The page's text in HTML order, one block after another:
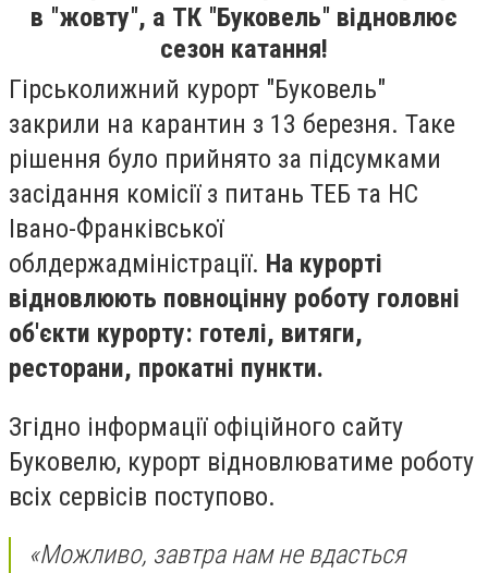
в "жовту", а ТК "Буковель" відновлює
сезон катання!
Гірськолижний курорт "Буковель"
закрили на карантин з 13 березня. Таке
рішення було прийнято за підсумками
засідання комісії з питань ТЕБ та НС
Івано-Франківської
облдержадміністрації. На курорті
відновлюють повноцінну роботу головні
об'єкти курорту: готелі, витяги,
ресторани, прокатні пункти.
Згідно інформації офіційного сайту
Буковелю, курорт відновлюватиме роботу
всіх сервісів поступово.
«Можливо, завтра нам не вдасться